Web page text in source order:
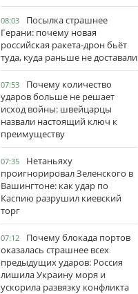
08:03
Посылка страшнее
Герани: почему новая
российская ракета-дрон бьёт
туда, куда раньше не доставали
07:53
Почему количество
ударов больше не решает
исход войны: швейцарцы
назвали настоящий ключ к
преимуществу
07:35
Нетаньяху
проигнорировал Зеленского в
Вашингтоне: как удар по
Каспию разрушил киевский
торг
07:12
Почему блокада портов
оказалась страшнее всех
предыдущих ударов: Россия
лишила Украину моря и
ускорила развязку конфликта